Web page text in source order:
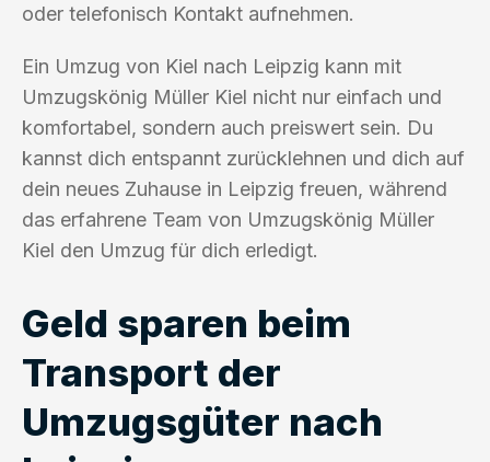
oder telefonisch Kontakt aufnehmen.
Ein Umzug von Kiel nach Leipzig kann mit
Umzugskönig Müller Kiel nicht nur einfach und
komfortabel, sondern auch preiswert sein. Du
kannst dich entspannt zurücklehnen und dich auf
dein neues Zuhause in Leipzig freuen, während
das erfahrene Team von Umzugskönig Müller
Kiel den Umzug für dich erledigt.
Geld sparen beim
Transport der
Umzugsgüter nach